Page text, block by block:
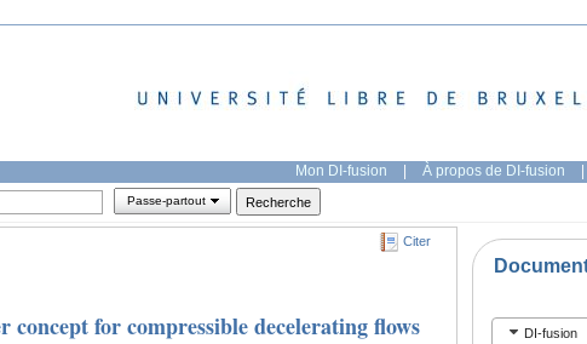
Mon DI-fusion | À propos de DI-fusion |
Passe-partout
Citer
for compressible decelerating flows DI-fusion